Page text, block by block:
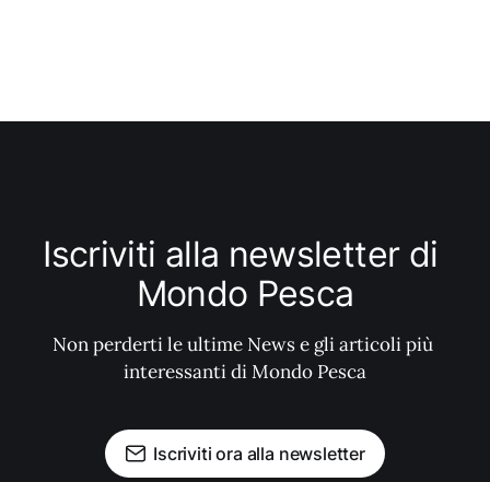
Iscriviti alla newsletter di
Mondo Pesca
Non perderti le ultime News e gli articoli più
interessanti di Mondo Pesca
Iscriviti ora alla newsletter